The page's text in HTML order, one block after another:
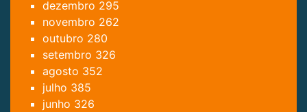
dezembro 295
novembro 262
outubro 280
setembro 326
agosto 352
julho 385
junho 326